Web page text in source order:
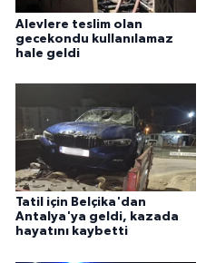
Alevlere teslim olan
gecekondu kullanılamaz
hale geldi
Tatil için Belçika'dan
Antalya'ya geldi, kazada
hayatını kaybetti